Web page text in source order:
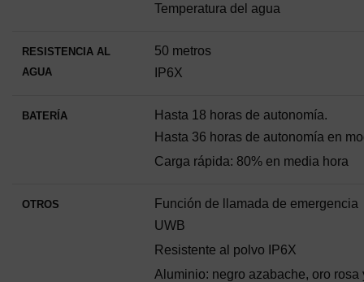
Temperatura del agua
RESISTENCIA AL
AGUA
50 metros
IP6X
BATERÍA
Hasta 18 horas de autonomía.
Hasta 36 horas de autonomía en
Carga rápida: 80% en media hora
OTROS
Función de llamada de emergencia
UWB
Resistente al polvo IP6X
Aluminio: negro azabache, oro rosa